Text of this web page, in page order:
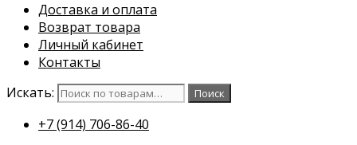
Доставка и оплата
Возврат товара
Личный кабинет
Контакты
Искать:
Поиск
+7 (914) 706-86-40